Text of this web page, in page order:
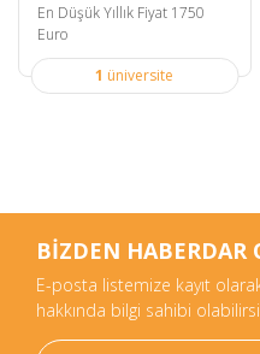
En Düşük Yıllık Fiyat 1750
Euro
1 üniversite
BİZDEN HABERDAR
E-posta listemize kayıt
hakkında bilgi sahibi